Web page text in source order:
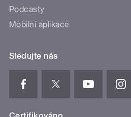
Podcasty
Mobilní aplikace
Sledujte nás